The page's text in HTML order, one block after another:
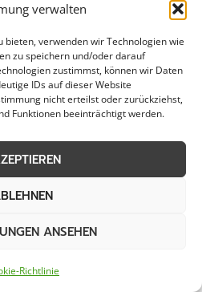
verwalten
bieten, verwenden wir Technologien wie
zu speichern und/oder darauf
zustimmst, können wir Daten
IDs auf dieser Website
nicht erteilst oder zurückziehst,
Funktionen beeinträchtigt werden.
ANSEHEN
Richtlinie
in Zeven
Gartenbau in Zeven
Graupflege in Zeven
von 50 km